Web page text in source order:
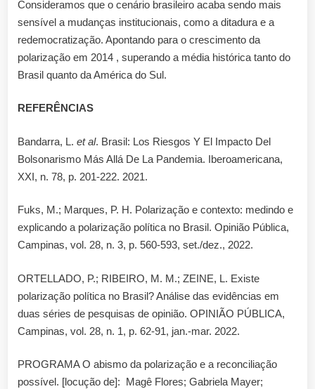
Consideramos que o cenário brasileiro acaba sendo mais
sensível a mudanças institucionais, como a ditadura e a
redemocratização. Apontando para o crescimento da
polarização em 2014 , superando a média histórica tanto do
Brasil quanto da América do Sul.
REFERÊNCIAS
Bandarra, L. et al. Brasil: Los Riesgos Y El Impacto Del
Bolsonarismo Más Allá De La Pandemia. Iberoamericana,
XXI, n. 78, p. 201-222. 2021.
Fuks, M.; Marques, P. H. Polarização e contexto: medindo e
explicando a polarização política no Brasil. Opinião Pública,
Campinas, vol. 28, n. 3, p. 560-593, set./dez., 2022.
ORTELLADO, P.; RIBEIRO, M. M.; ZEINE, L. Existe
polarização política no Brasil? Análise das evidências em
duas séries de pesquisas de opinião. OPINIÃO PÚBLICA,
Campinas, vol. 28, n. 1, p. 62-91, jan.-mar. 2022.
PROGRAMA O abismo da polarização e a reconciliação
possível. [locução de]: Magê Flores; Gabriela Mayer;